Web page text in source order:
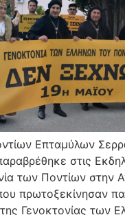
Επταμύλων
στις
των Ποντίων στην
πρωτοξεκίνησαν
Γενοκτονίας των